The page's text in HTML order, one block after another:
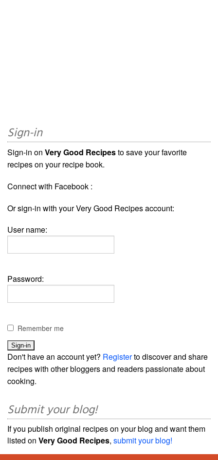
Sign-in
Sign-in on Very Good Recipesto save your favorite
recipes on your recipe book.
Connect with Facebook :
Or sign-in with your Very Good Recipes account:
User name:
Password:
Remember me
Don't have an account yet? Registerto discover and share
recipes with other bloggers and readers passionate about
cooking.
Submit your blog!
If you publish original recipes on your blog and want them
listed on Very Good Recipes, submit your blog!